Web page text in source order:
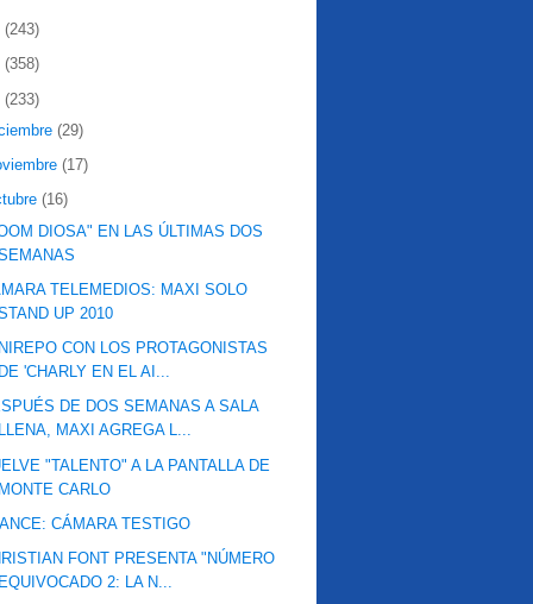
(243)
(358)
(233)
(29)
(17)
(16)
DIOSA" EN LAS ÚLTIMAS DOS
TELEMEDIOS: MAXI SOLO
UP 2010
CON LOS PROTAGONISTAS
'CHARLY EN EL AI...
DE DOS SEMANAS A SALA
MAXI AGREGA L...
"TALENTO" A LA PANTALLA DE
CARLO
CÁMARA TESTIGO
FONT PRESENTA "NÚMERO
2: LA N...